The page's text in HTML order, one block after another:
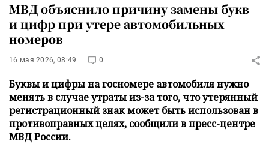
МВД объяснило причину замены букв
и цифр при утере автомобильных
номеров
16 мая 2026, 08:49 0
Буквы и цифры на госномере автомобиля нужно
менять в случае утраты из-за того, что утерянный
регистрационный знак может быть использован в
противоправных целях, сообщили в пресс-центре
МВД России.